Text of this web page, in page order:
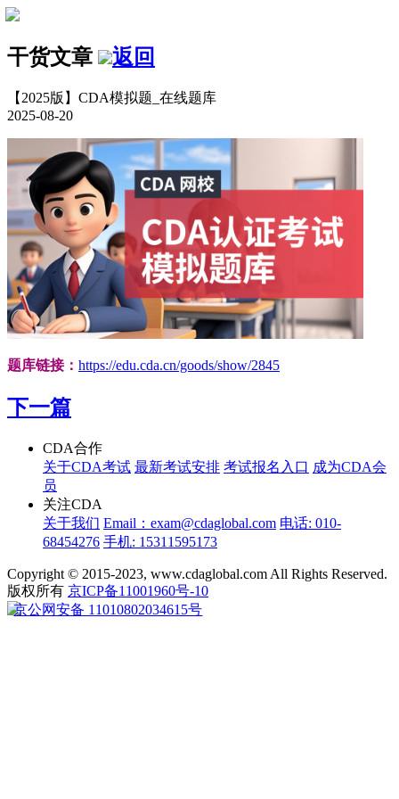
干货文章 返回
【2025版】CDA模拟题_在线题库
2025-08-20
题库链接： https://edu.cda.cn/goods/show/2845
下一篇
CDA合作
关于CDA考试 最新考试安排 考试报名入口 成为CDA会
员
关注CDA
关于我们 Email：exam@cdaglobal.com 电话: 010-
68454276 手机: 15311595173
Copyright © 2015-2023, www.cdaglobal.com All Rights Reserved.
版权所有 京ICP备11001960号-10
京公网安备 11010802034615号